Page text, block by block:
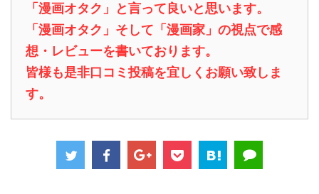
「漫画オタク」と言って良いと思います。
「漫画オタク」そして「漫画家」の視点で感
想・レビューを書いております。
皆様も是非口コミ投稿を宜しくお願い致しま
す。